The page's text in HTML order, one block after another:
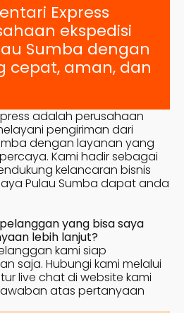
Express
ekspedisi
Sumba dengan
cepat, aman, dan
adalah perusahaan
pengiriman dari
dengan layanan yang
Kami hadir sebagai
kelancaran bisnis
Pulau Sumba dapat anda
yang bisa saya
lebih lanjut?
kami siap
saja. Hubungi kami melalui
live chat di website kami
atas pertanyaan